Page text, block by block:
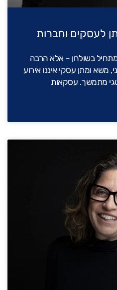
לעסקים וחברות
בשולחן – אלא הרבה
משא ומתן עסקי איננו אירוע
מתמשך. עסקאות